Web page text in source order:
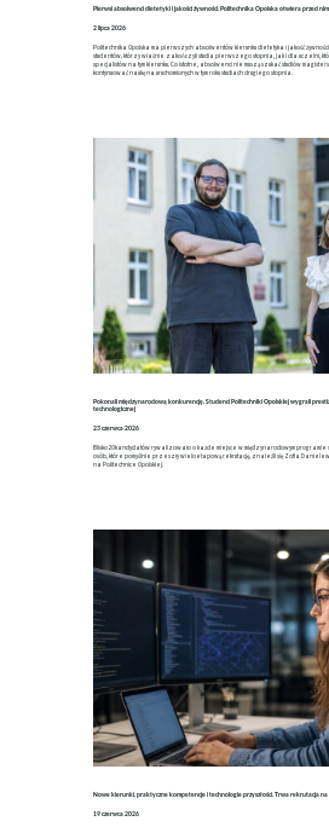
Pierwsi absolwenci dietetyki i jakości żywności. Politechnika Opolska otwiera przed
2 lipca 2026
Politechnika Opolska ma pierwszych absolwentów kierunku dietetyka i jakość
studentów, którzy właśnie zakończyli studia pierwszego stopnia, jak i dla uczelni,
specjalistów na tym kierunku. Co istotne, absolwenci nie muszą szukać studiów
kontynuować naukę na uruchomionych w tym roku studiach drugiego stopnia.
Pokonali międzynarodową konkurencję. Studenci Politechniki Opolskiej wygrali
technologicznej
23 czerwca 2026
Blisko 20 kandydatów rywalizowało o każde miejsce w międzynarodowym programie
osób, które pomyślnie przeszły wieloetapową rekrutację, znaleźli się Zofia
na Politechnice Opolskiej.
Nowe kierunki, praktyczne kompetencje i technologie przyszłości. Trwa rekrutacja na
19 czerwca 2026